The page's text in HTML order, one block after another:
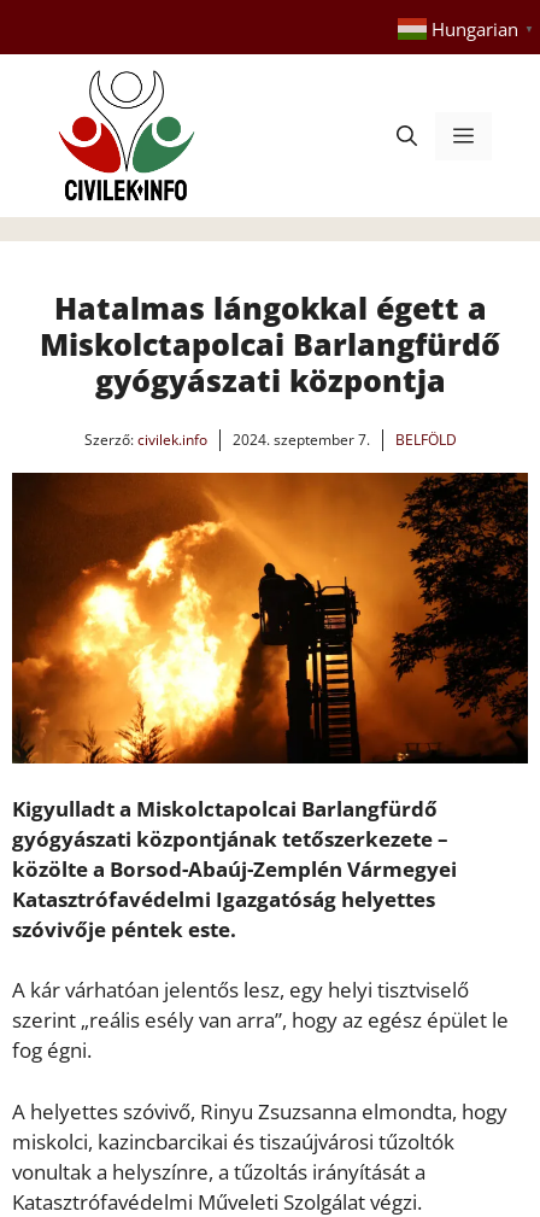
tartalomba
Hungarian ▼
Menü
Hatalmas lángokkal égett a
Miskolctapolcai Barlangfürdő
gyógyászati központja
Szerző:civilek.info 2024. szeptember 7. BELFÖLD
Kigyulladt a Miskolctapolcai Barlangfürdő
gyógyászati központjának tetőszerkezete –
közölte a Borsod-Abaúj-Zemplén Vármegyei
Katasztrófavédelmi Igazgatóság helyettes
szóvivője péntek este.
A kár várhatóan jelentős lesz, egy helyi tisztviselő
szerint „reális esély van arra”, hogy az egész épület le
fog égni.
A helyettes szóvivő, Rinyu Zsuzsanna elmondta, hogy
miskolci, kazincbarcikai és tiszaújvárosi tűzoltók
vonultak a helyszínre, a tűzoltás irányítását a
Katasztrófavédelmi Műveleti Szolgálat végzi.